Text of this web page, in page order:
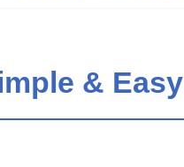
& Easy